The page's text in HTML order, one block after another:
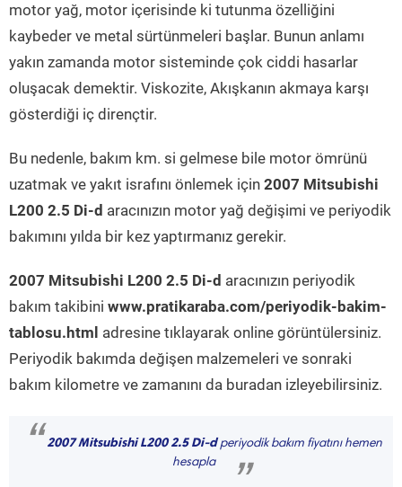
motor yağ, motor içerisinde ki tutunma özelliğini
kaybeder ve metal sürtünmeleri başlar. Bunun anlamı
yakın zamanda motor sisteminde çok ciddi hasarlar
oluşacak demektir. Viskozite, Akışkanın akmaya karşı
gösterdiği iç dirençtir.
Bu nedenle, bakım km. si gelmese bile motor ömrünü
uzatmak ve yakıt israfını önlemek için 2007 Mitsubishi
L200 2.5 Di-d aracınızın motor yağ değişimi ve periyodik
bakımını yılda bir kez yaptırmanız gerekir.
2007 Mitsubishi L200 2.5 Di-d aracınızın periyodik
bakım takibini www.pratikaraba.com/periyodik-bakim-
tablosu.html adresine tıklayarak online görüntülersiniz.
Periyodik bakımda değişen malzemeleri ve sonraki
bakım kilometre ve zamanını da buradan izleyebilirsiniz.
“ 2007 Mitsubishi L200 2.5 Di-dperiyodik bakım fiyatını hemen
hesapla